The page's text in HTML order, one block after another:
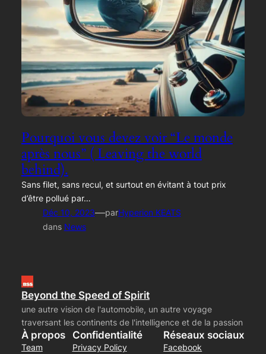
Pourquoi vous devez voir “Le monde
après nous” ( Leaving the world
behind).
Sans filet, sans recul, et surtout en évitant à tout prix
d’être pollué par…
Déc 10, 2023—parHyperion KEATS
dans News
Beyond the Speed of Spirit
une autre vision de l'automobile, un autre voyage
traversant les continents de l'intelligence et de la passion
À propos
Team
Confidentialité
Privacy Policy
Réseaux sociaux
Facebook